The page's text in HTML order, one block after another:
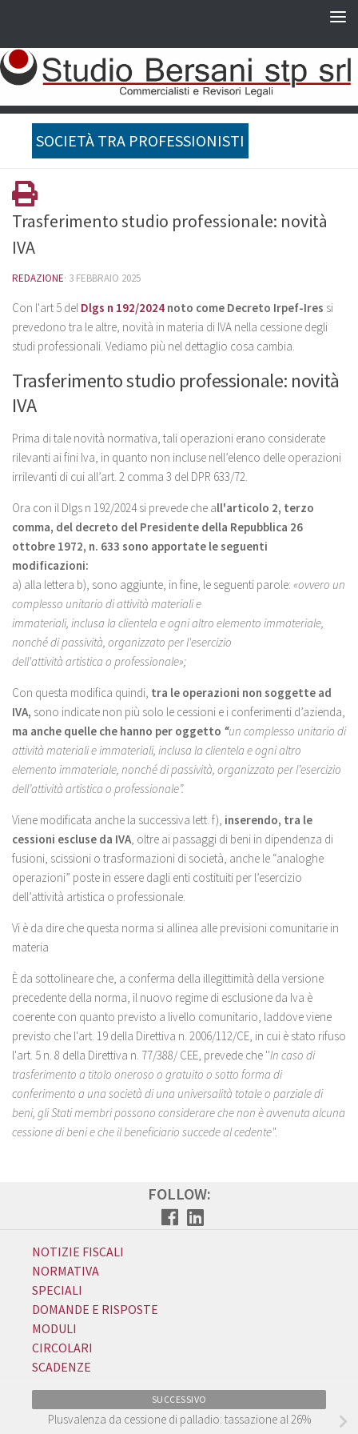
SOCIETÀ TRA PROFESSIONISTI
Trasferimento studio professionale: novità
IVA
REDAZIONE· 3 FEBBRAIO 2025
Con l'art 5 del Dlgs n 192/2024 noto come Decreto Irpef-Ires si
prevedono tra le altre, novità in materia di IVA nella cessione degli
studi professionali. Vediamo più nel dettaglio cosa cambia.
Trasferimento studio professionale: novità
IVA
Prima di tale novità normativa, tali operazioni erano considerate
rilevanti ai fini Iva, in quanto non incluse nell’elenco delle operazioni
irrilevanti di cui all’art. 2 comma 3 del DPR 633/72.
Ora con il Dlgs n 192/2024 si prevede che all'articolo 2, terzo
comma, del decreto del Presidente della Repubblica 26
ottobre 1972, n. 633 sono apportate le seguenti
modificazioni:
a) alla lettera b), sono aggiunte, in fine, le seguenti parole: «ovvero un
complesso unitario di attività materiali e
immateriali, inclusa la clientela e ogni altro elemento immateriale,
nonché di passività, organizzato per l'esercizio
dell'attività artistica o professionale»;
Con questa modifica quindi, tra le operazioni non soggette ad
IVA, sono indicate non più solo le cessioni e i conferimenti d’azienda,
ma anche quelle che hanno per oggetto “un complesso unitario di
attività materiali e immateriali, inclusa la clientela e ogni altro
elemento immateriale, nonché di passività, organizzato per l’esercizio
dell’attività artistica o professionale”.
Viene modificata anche la successiva lett. f), inserendo, tra le
cessioni escluse da IVA, oltre ai passaggi di beni in dipendenza di
fusioni, scissioni o trasformazioni di società, anche le “analoghe
operazioni” poste in essere dagli enti costituiti per l’esercizio
dell’attività artistica o professionale.
Vi è da dire che questa norma si allinea alle previsioni comunitarie in
materia
È da sottolineare che, a conferma della illegittimità della versione
precedente della norma, il nuovo regime di esclusione da Iva è
coerente con quanto previsto a livello comunitario, laddove viene
previsto che l'art. 19 della Direttiva n. 2006/112/CE, in cui è stato rifuso
l'art. 5 n. 8 della Direttiva n. 77/388/ CEE, prevede che ''In caso di
trasferimento a titolo oneroso o gratuito o sotto forma di
conferimento a una società di una universalità totale o parziale di
beni, gli Stati membri possono considerare che non è avvenuta alcuna
cessione di beni e che il beneficiario succede al cedente''.
FOLLOW:
NOTIZIE FISCALI
NORMATIVA
SPECIALI
DOMANDE E RISPOSTE
MODULI
CIRCOLARI
SCADENZE
SUCCESSIVO
Plusvalenza da cessione di palladio: tassazione al 26%